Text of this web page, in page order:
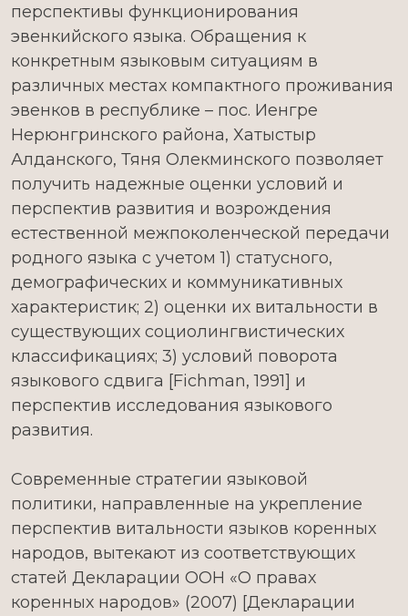
перспективы функционирования
эвенкийского языка. Обращения к
конкретным языковым ситуациям в
различных местах компактного проживания
эвенков в республике – пос. Иенгре
Нерюнгринского района, Хатыстыр
Алданского, Тяня Олекминского позволяет
получить надежные оценки условий и
перспектив развития и возрождения
естественной межпоколенческой передачи
родного языка с учетом 1) статусного,
демографических и коммуникативных
характеристик; 2) оценки их витальности в
существующих социолингвистических
классификациях; 3) условий поворота
языкового сдвига [Fichman, 1991] и
перспектив исследования языкового
развития.
Современные стратегии языковой
политики, направленные на укрепление
перспектив витальности языков коренных
народов, вытекают из соответствующих
статей Декларации ООН «О правах
коренных народов» (2007) [Декларации